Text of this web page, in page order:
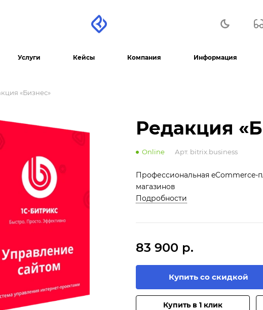
Услуги Кейсы Компания Информация
«Бизнес»
Редакция
Online Арт. bitrix.business
Профессиональная eCommerce-
магазинов
Подробности
83 900 р.
Купить со скидкой
Купить в 1 клик